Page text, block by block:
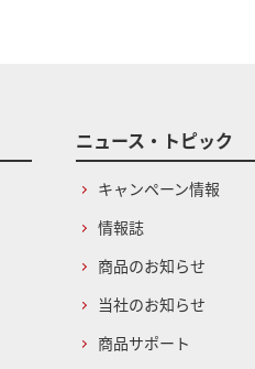
ニュース・トピック
キャンペーン情報
情報誌
商品のお知らせ
当社のお知らせ
商品サポート